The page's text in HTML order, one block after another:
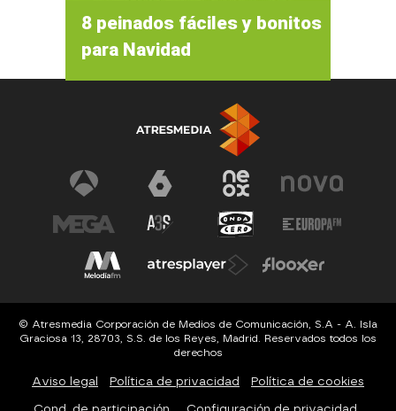
8 peinados fáciles y bonitos
para Navidad
© Atresmedia Corporación de Medios de Comunicación, S.A - A. Isla
Graciosa 13, 28703, S.S. de los Reyes, Madrid. Reservados todos los
derechos
Aviso legal Política de privacidad Política de cookies